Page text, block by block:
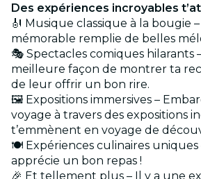
Des expériences incroyables
🎻 Musique classique à la bougie
mémorable remplie de belles
🎭 Spectacles comiques hilarants
meilleure façon de montrer ta
de leur offrir un bon rire.
🖼️ Expositions immersives –
voyage à travers des expositions
t’emmènent en voyage de
🍽️ Expériences culinaires
apprécie un bon repas !
🎉 Et tellement plus – Il y a une